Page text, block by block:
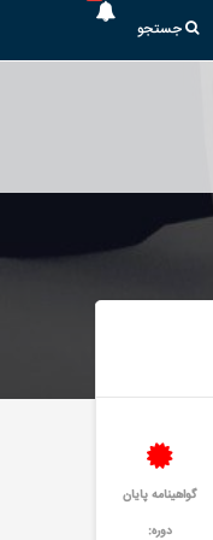
جستجو
گواهینامه پایان
دوره: